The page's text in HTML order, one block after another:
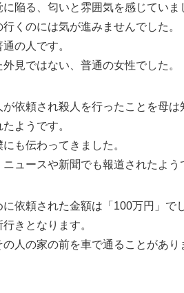
陥る、匂いと雰囲気を感じていま
くのには気が進みませんでした。
の人です。
見ではない、普通の女性でした。
依頼され殺人を行ったことを母は
ようです。
も伝わってきました。
ュースや新聞でも報道されたよう
依頼された金額は「100万円」で
きとなります。
人の家の前を車で通ることがあ